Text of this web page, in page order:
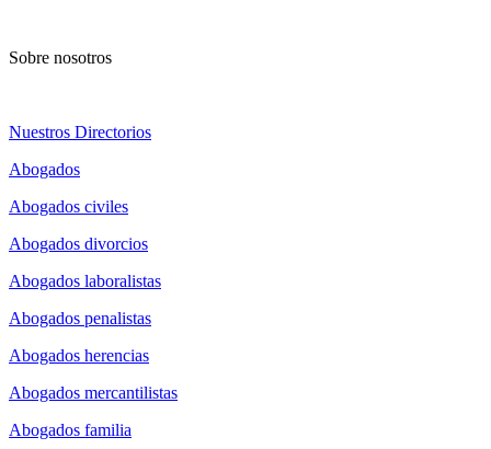
Sobre nosotros
Nuestros Directorios
Abogados
Abogados civiles
Abogados divorcios
Abogados laboralistas
Abogados penalistas
Abogados herencias
Abogados mercantilistas
Abogados familia